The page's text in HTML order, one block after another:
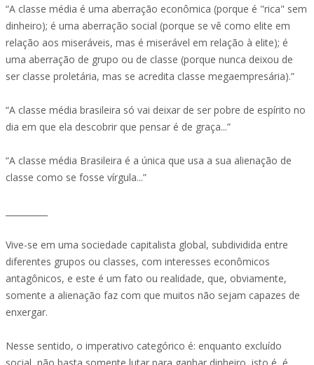
“A classe média é uma aberração econômica (porque é "rica" sem
dinheiro); é uma aberração social (porque se vê como elite em
relação aos miseráveis, mas é miserável em relação à elite); é
uma aberração de grupo ou de classe (porque nunca deixou de
ser classe proletária, mas se acredita classe megaempresária).”
“A classe média brasileira só vai deixar de ser pobre de espírito no
dia em que ela descobrir que pensar é de graça...”
“A classe média Brasileira é a única que usa a sua alienação de
classe como se fosse vírgula...”
Vive-se em uma sociedade capitalista global, subdividida entre
diferentes grupos ou classes, com interesses econômicos
antagônicos, e este é um fato ou realidade, que, obviamente,
somente a alienação faz com que muitos não sejam capazes de
enxergar.
Nesse sentido, o imperativo categórico é: enquanto excluído